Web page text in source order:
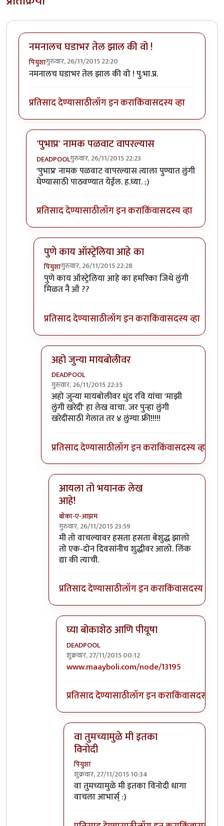
नमनालच घडाभर तेल झाल की वो !
पियुशागुरुवार, 26/11/2015 22:20
नमनालच घडाभर तेल झाल की वो ! पु.भा.प्र.
प्रतिसाद देण्यासाठीलॉग इन कराकिंवासदस्य व्हा
'पुभाप्र' नामक पळवाट वापरल्यास
DEADPOOLगुरुवार, 26/11/2015 22:23
In reply toनमनालच घडाभर तेल झाल की वो !byपियुशा
'पुभाप्र' नामक पळवाट वापरल्यास त्याला पुण्यात लुंगी
घेण्यासाठी पाठवण्यात येईल. ह.घ्या. ;)
प्रतिसाद देण्यासाठीलॉग इन कराकिंवासदस्य व्हा
पुणे काय ऑस्ट्रेलिया आहे का
पियुशागुरुवार, 26/11/2015 22:28
In reply to'पुभाप्र' नामक पळवाट वापरल्यासby
पुणे काय ऑस्ट्रेलिया आहे का हमरिका जिथे लुंगी
मिळत नै ऑ ??
प्रतिसाद देण्यासाठीलॉग इन कराकिंवासदस्य व्हा
अहो जुन्या मायबोलीवर
DEADPOOL
गुरुवार, 26/11/2015 22:35
In reply toपुणे काय ऑस्ट्रेलिया आहे काby
अहो जुन्या मायबोलीवर धुंद रवि यांचा 'माझी
लुंगी खरेदी' हा लेख वाचा. जर पुन्हा लुंगी
खरेदीसाठी गेलात तर ४ लुंग्या फ्री!!!!!
प्रतिसाद देण्यासाठीलॉग इन कराकिंवासदस्य व्हा
आयला तो भयानक लेख
आहे!
बोका-ए-आझम
गुरुवार, 26/11/2015 23:59
In reply toअहो जुन्या मायबोलीवरbyDEADPOOL
मी तो वाचल्यावर हसता हसता बेशुद्ध झालो
तो एक-दोन दिवसांनीच शुद्धीवर आलो. लिंक
द्या की त्याची.
प्रतिसाद देण्यासाठीलॉग इन कराकिंवासदस्य व्हा
घ्या बोकाशेठ आणि पीयूषा
DEADPOOL
शुक्रवार, 27/11/2015 00:12
In reply toआयला तो भयानक लेख आहे!
www.maayboli.com/node/13195
प्रतिसाद देण्यासाठीलॉग इन कराकिंवासदस्य व्हा
वा तुमच्यामुळे मी इतका
विनोदी
पियुशा
शुक्रवार, 27/11/2015 10:34
In reply toघ्या बोकाशेठ आणि पीयूषा
वा तुमच्यामुळे मी इतका विनोदी धागा
वाचला आभार्स् :)